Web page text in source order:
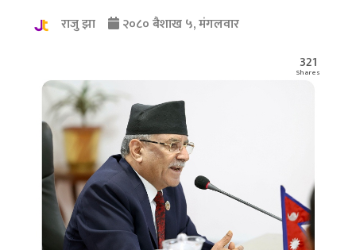
राजु झा
२०८० बैशाख ५, मंगलवार
321
Shares